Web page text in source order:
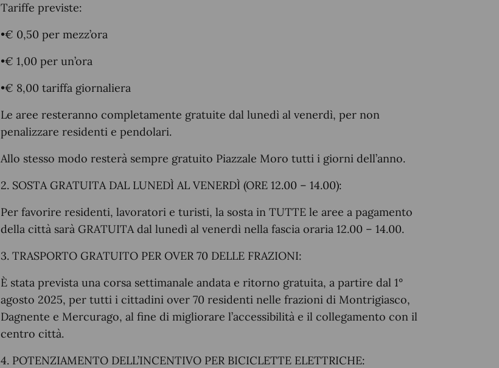
Tariffe previste:
•€ 0,50 per mezz’ora
•€ 1,00 per un’ora
•€ 8,00 tariffa giornaliera
Le aree resteranno completamente gratuite dal lunedì al venerdì, per non
penalizzare residenti e pendolari.
Allo stesso modo resterà sempre gratuito Piazzale Moro tutti i giorni dell’anno.
2. SOSTA GRATUITA DAL LUNEDÌ AL VENERDÌ (ORE 12.00 – 14.00):
Per favorire residenti, lavoratori e turisti, la sosta in TUTTE le aree a pagamento
della città sarà GRATUITA dal lunedì al venerdì nella fascia oraria 12.00 – 14.00.
3. TRASPORTO GRATUITO PER OVER 70 DELLE FRAZIONI:
È stata prevista una corsa settimanale andata e ritorno gratuita, a partire dal 1°
agosto 2025, per tutti i cittadini over 70 residenti nelle frazioni di Montrigiasco,
Dagnente e Mercurago, al fine di migliorare l’accessibilità e il collegamento con il
centro città.
4. POTENZIAMENTO DELL’INCENTIVO PER BICICLETTE ELETTRICHE: